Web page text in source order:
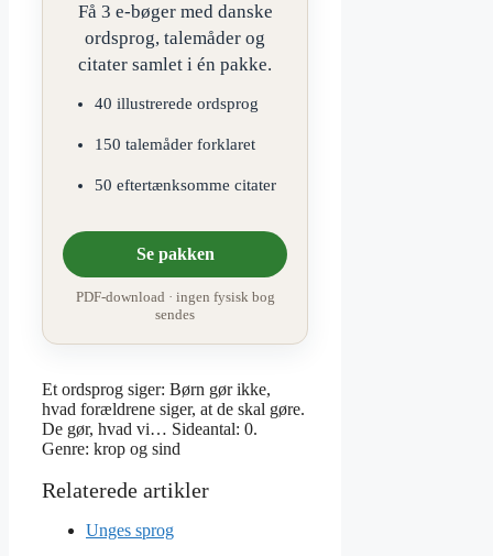
Få 3 e-bøger med danske
ordsprog, talemåder og
citater samlet i én pakke.
40 illustrerede ordsprog
150 talemåder forklaret
50 eftertænksomme citater
Se pakken
PDF-download · ingen fysisk bog
sendes
Et ordsprog siger: Børn gør ikke,
hvad forældrene siger, at de skal gøre.
De gør, hvad vi… Sideantal: 0.
Genre: krop og sind
Unges sprog